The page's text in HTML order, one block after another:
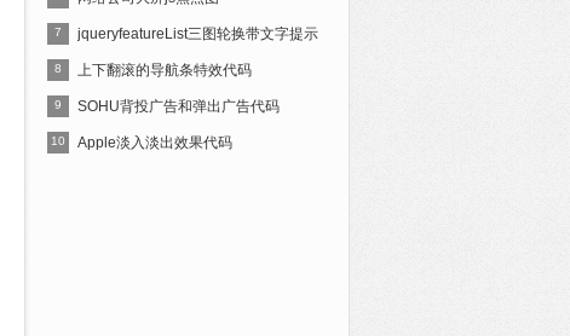
7 jqueryfeatureList三图轮换带文字提示
8 上下翻滚的导航条特效代码
9 SOHU背投广告和弹出广告代码
10 Apple淡入淡出效果代码